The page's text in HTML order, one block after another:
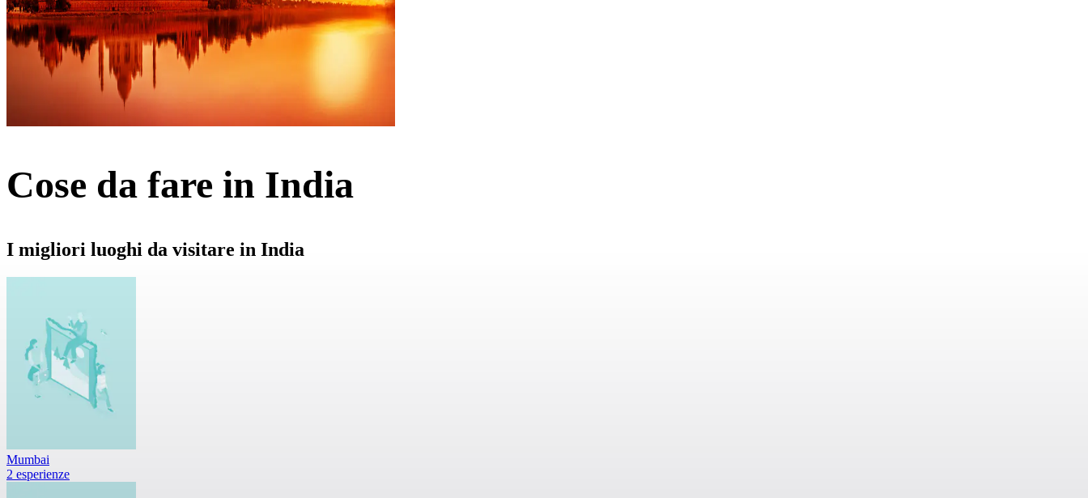
Cose da fare in India
I migliori luoghi da visitare in India
Mumbai
2 esperienze